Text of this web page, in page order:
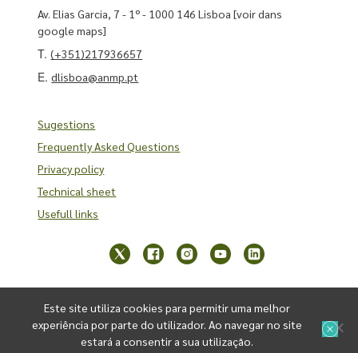
Av. Elias Garcia, 7 - 1º - 1000 146 Lisboa[voir dans
google maps]
T.(+351)217936657
E.dlisboa@anmp.pt
Sugestions
Frequently Asked Questions
Privacy policy
Technical sheet
Usefull links
Este site utiliza cookies para permitir uma melhor
experiência por parte do utilizador. Ao navegar no site
estará a consentir a sua utilização.